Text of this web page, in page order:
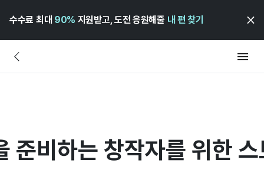
수수료 최대 90% 지원받고, 도전 응원해줄 내 편 찾기
준비하는 창작자를 위한